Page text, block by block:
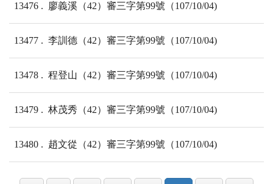
13476 廖義溪（42）審三字第99號（107/10/04)
13477 李訓德（42）審三字第99號（107/10/04)
13478 程登山（42）審三字第99號（107/10/04)
13479 林茂秀（42）審三字第99號（107/10/04)
13480 趙文從（42）審三字第99號（107/10/04)